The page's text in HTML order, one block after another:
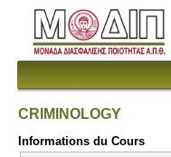
CRIMINOLOGY
Informations du Cours